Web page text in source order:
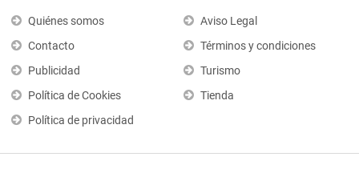
Quiénes somos
Contacto
Publicidad
Política de Cookies
Política de privacidad
Aviso Legal
Términos y condiciones
Turismo
Tienda